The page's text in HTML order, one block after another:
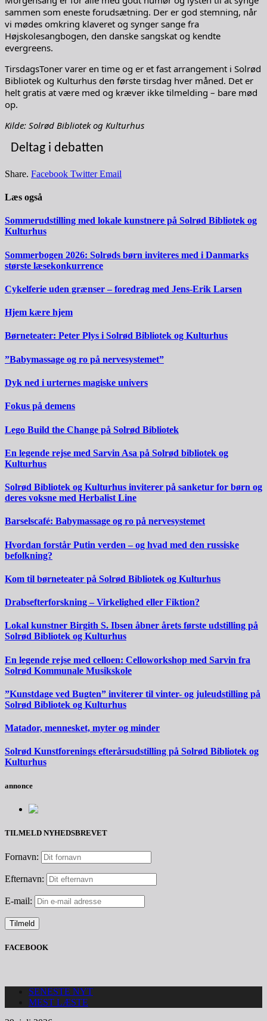
sammen som eneste forudsætning. Der er god stemning, når
vi mødes omkring klaveret og synger sange fra
Højskolesangbogen, den danske sangskat og kendte
evergreens.
TirsdagsToner varer en time og er et fast arrangement i Solrød
Bibliotek og Kulturhus den første tirsdag hver måned. Det er
helt gratis at være med og kræver ikke tilmelding – bare mød
op.
Kilde: Solrød Bibliotek og Kulturhus
Deltag i debatten
Share. Facebook Twitter Email
Læs også
Sommerudstilling med lokale kunstnere på Solrød Bibliotek og
Kulturhus
Sommerbogen 2026: Solrøds børn inviteres med i Danmarks
største læsekonkurrence
Cykelferie uden grænser – foredrag med Jens-Erik Larsen
Hjem kære hjem
Børneteater: Peter Plys i Solrød Bibliotek og Kulturhus
”Babymassage og ro på nervesystemet”
Dyk ned i urternes magiske univers
Fokus på demens
Lego Build the Change på Solrød Bibliotek
En legende rejse med Sarvin Asa på Solrød bibliotek og
Kulturhus
Solrød Bibliotek og Kulturhus inviterer på sanketur for børn og
deres voksne med Herbalist Line
Barselscafé: Babymassage og ro på nervesystemet
Hvordan forstår Putin verden – og hvad med den russiske
befolkning?
Kom til børneteater på Solrød Bibliotek og Kulturhus
Drabsefterforskning – Virkelighed eller Fiktion?
Lokal kunstner Birgith S. Ibsen åbner årets første udstilling på
Solrød Bibliotek og Kulturhus
En legende rejse med celloen: Celloworkshop med Sarvin fra
Solrød Kommunale Musikskole
”Kunstdage ved Bugten” inviterer til vinter- og juleudstilling på
Solrød Bibliotek og Kulturhus
Matador, mennesket, myter og minder
Solrød Kunstforenings efterårsudstilling på Solrød Bibliotek og
Kulturhus
annonce
TILMELD NYHEDSBREVET
Fornavn:
Efternavn:
E-mail:
FACEBOOK
SENESTE NYT
MEST LÆSTE